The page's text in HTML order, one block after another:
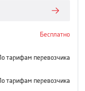
Бесплатно
По тарифам перевозчика
По тарифам перевозчика